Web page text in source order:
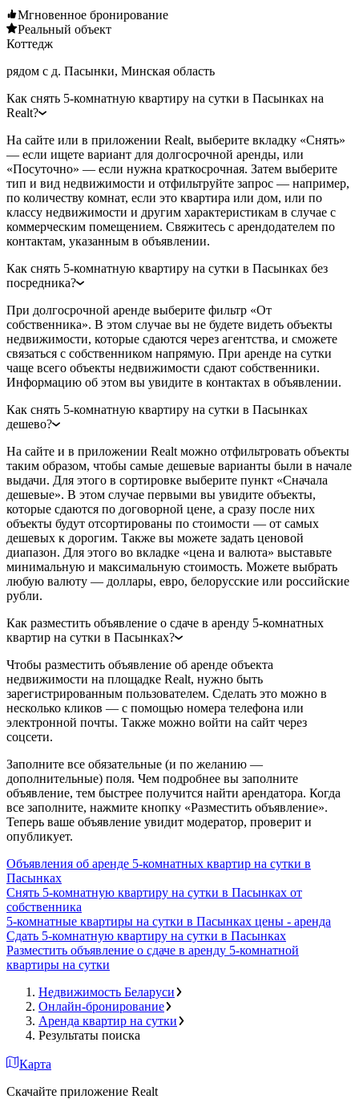
Мгновенное бронирование
Реальный объект
Коттедж
рядом с д. Пасынки, Минская область
Как снять 5-комнатную квартиру на сутки в Пасынках на
Realt?
На сайте или в приложении Realt, выберите вкладку «Снять»
— если ищете вариант для долгосрочной аренды, или
«Посуточно» — если нужна краткосрочная. Затем выберите
тип и вид недвижимости и отфильтруйте запрос — например,
по количеству комнат, если это квартира или дом, или по
классу недвижимости и другим характеристикам в случае с
коммерческим помещением. Свяжитесь с арендодателем по
контактам, указанным в объявлении.
Как снять 5-комнатную квартиру на сутки в Пасынках без
посредника?
При долгосрочной аренде выберите фильтр «От
собственника». В этом случае вы не будете видеть объекты
недвижимости, которые сдаются через агентства, и сможете
связаться с собственником напрямую. При аренде на сутки
чаще всего объекты недвижимости сдают собственники.
Информацию об этом вы увидите в контактах в объявлении.
Как снять 5-комнатную квартиру на сутки в Пасынках
дешево?
На сайте и в приложении Realt можно отфильтровать объекты
таким образом, чтобы самые дешевые варианты были в начале
выдачи. Для этого в сортировке выберите пункт «Сначала
дешевые». В этом случае первыми вы увидите объекты,
которые сдаются по договорной цене, а сразу после них
объекты будут отсортированы по стоимости — от самых
дешевых к дорогим. Также вы можете задать ценовой
диапазон. Для этого во вкладке «цена и валюта» выставьте
минимальную и максимальную стоимость. Можете выбрать
любую валюту — доллары, евро, белорусские или российские
рубли.
Как разместить объявление о сдаче в аренду 5-комнатных
квартир на сутки в Пасынках?
Чтобы разместить объявление об аренде объекта
недвижимости на площадке Realt, нужно быть
зарегистрированным пользователем. Сделать это можно в
несколько кликов — с помощью номера телефона или
электронной почты. Также можно войти на сайт через
соцсети.
Заполните все обязательные (и по желанию —
дополнительные) поля. Чем подробнее вы заполните
объявление, тем быстрее получится найти арендатора. Когда
все заполните, нажмите кнопку «Разместить объявление».
Теперь ваше объявление увидит модератор, проверит и
опубликует.
Объявления об аренде 5-комнатных квартир на сутки в
Пасынках
Снять 5-комнатную квартиру на сутки в Пасынках от
собственника
5-комнатные квартиры на сутки в Пасынках цены - аренда
Сдать 5-комнатную квартиру на сутки в Пасынках
Разместить объявление о сдаче в аренду 5-комнатной
квартиры на сутки
Недвижимость Беларуси
Онлайн-бронирование
Аренда квартир на сутки
Результаты поиска
Карта
Скачайте приложение Realt